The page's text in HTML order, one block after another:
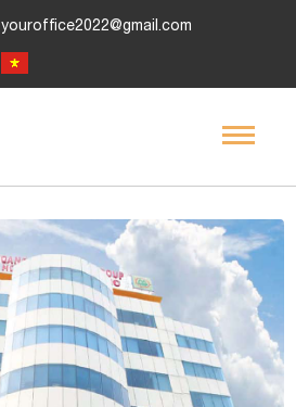
youroffice2022@gmail.com